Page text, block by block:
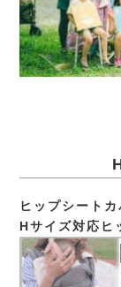
ヒップシート
Hサイズ対応ヒ